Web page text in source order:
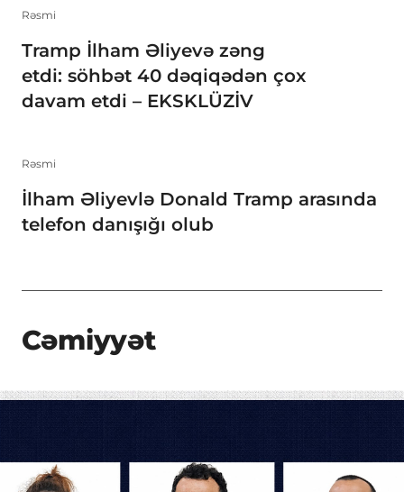
Rəsmi
Tramp İlham Əliyevə zəng
etdi: söhbət 40 dəqiqədən çox
davam etdi – EKSKLÜZİV
Rəsmi
İlham Əliyevlə Donald Tramp arasında
telefon danışığı olub
Cəmiyyət